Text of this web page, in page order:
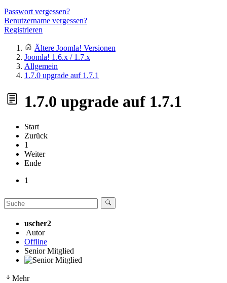
Passwort vergessen?
Benutzername vergessen?
Registrieren
Ältere Joomla! Versionen
Joomla! 1.6.x / 1.7.x
Allgemein
1.7.0 upgrade auf 1.7.1
1.7.0 upgrade auf 1.7.1
Start
Zurück
1
Weiter
Ende
1
uscher2
Autor
Offline
Senior Mitglied
Mehr